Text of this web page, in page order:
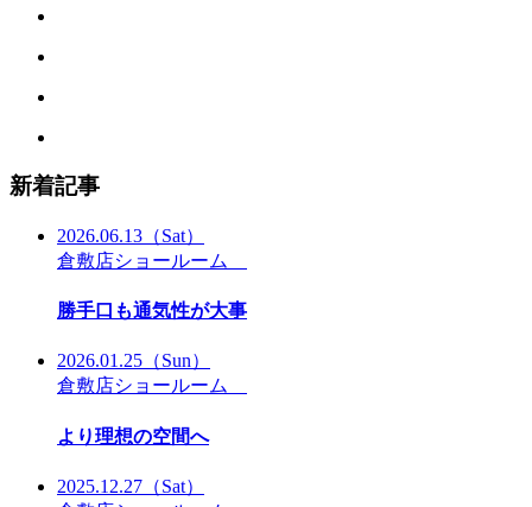
新着記事
2026.06.13 （Sat）
倉敷店ショールーム
勝手口も通気性が大事
2026.01.25 （Sun）
倉敷店ショールーム
より理想の空間へ
2025.12.27 （Sat）